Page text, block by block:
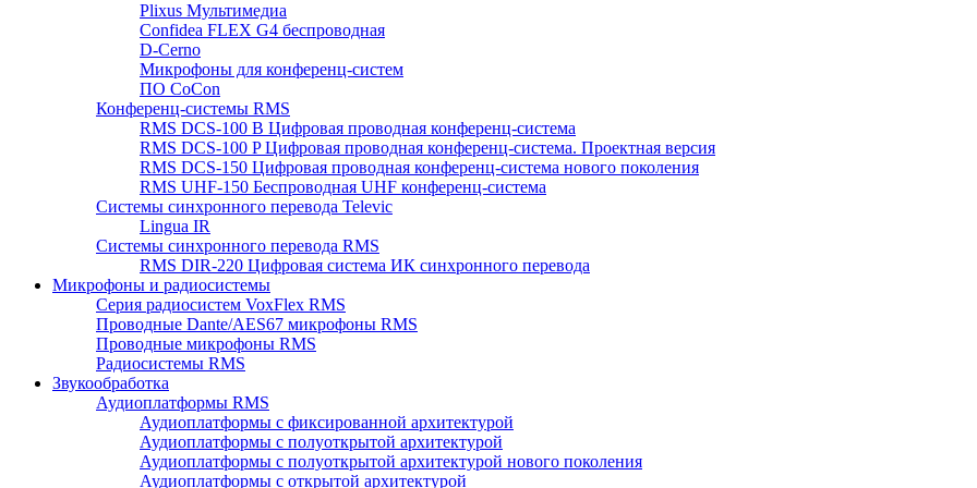
Plixus Мультимедиа
Confidea FLEX G4 беспроводная
D-Cerno
Микрофоны для конференц-систем
ПО CoCon
Конференц-системы RMS
RMS DCS-100 B Цифровая проводная конференц-система
RMS DCS-100 P Цифровая проводная конференц-система. Проектная версия
RMS DCS-150 Цифровая проводная конференц-система нового поколения
RMS UHF-150 Беспроводная UHF конференц-система
Системы синхронного перевода Televic
Lingua IR
Системы синхронного перевода RMS
RMS DIR-220 Цифровая система ИК синхронного перевода
Микрофоны и радиосистемы
Серия радиосистем VoxFlex RMS
Проводные Dante/AES67 микрофоны RMS
Проводные микрофоны RMS
Радиосистемы RMS
Звукообработка
Аудиоплатформы RMS
Аудиоплатформы с фиксированной архитектурой
Аудиоплатформы с полуоткрытой архитектурой
Аудиоплатформы с полуоткрытой архитектурой нового поколения
Аудиоплатформы с открытой архитектурой